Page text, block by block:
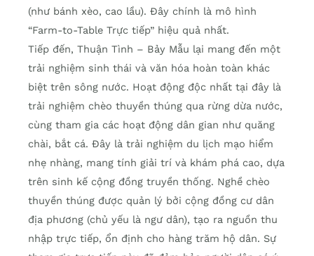
(như bánh xèo, cao lầu). Đây chính là mô hình
“Farm-to-Table Trực tiếp” hiệu quả nhất.
Tiếp đến, Thuận Tình – Bảy Mẫu lại mang đến một
trải nghiệm sinh thái và văn hóa hoàn toàn khác
biệt trên sông nước. Hoạt động độc nhất tại đây là
trải nghiệm chèo thuyền thúng qua rừng dừa nước,
cùng tham gia các hoạt động dân gian như quăng
chài, bắt cá. Đây là trải nghiệm du lịch mạo hiểm
nhẹ nhàng, mang tính giải trí và khám phá cao, dựa
trên sinh kế cộng đồng truyền thống. Nghề chèo
thuyền thúng được quản lý bởi cộng đồng cư dân
địa phương (chủ yếu là ngư dân), tạo ra nguồn thu
nhập trực tiếp, ổn định cho hàng trăm hộ dân. Sự